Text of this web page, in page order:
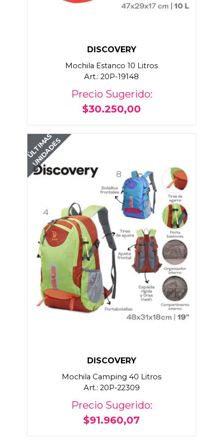
DISCOVERY
Mochila Estanco 10 Litros
Art.: 20P-19148
Precio Sugerido:
$30.250,00
ÚLTIMAS
UNIDADES
DISCOVERY
Mochila Camping 40 Litros
Art.: 20P-22309
Precio Sugerido:
$91.960,07